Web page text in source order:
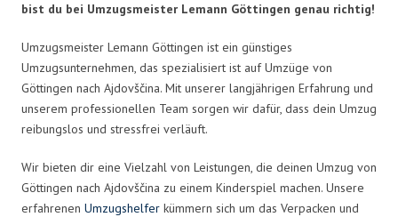
bist du bei Umzugsmeister Lemann Göttingen genau richtig!
Umzugsmeister Lemann Göttingen ist ein günstiges
Umzugsunternehmen, das spezialisiert ist auf Umzüge von
Göttingen nach Ajdovščina. Mit unserer langjährigen Erfahrung und
unserem professionellen Team sorgen wir dafür, dass dein Umzug
reibungslos und stressfrei verläuft.
Wir bieten dir eine Vielzahl von Leistungen, die deinen Umzug von
Göttingen nach Ajdovščina zu einem Kinderspiel machen. Unsere
erfahrenen Umzugshelfer kümmern sich um das Verpacken und